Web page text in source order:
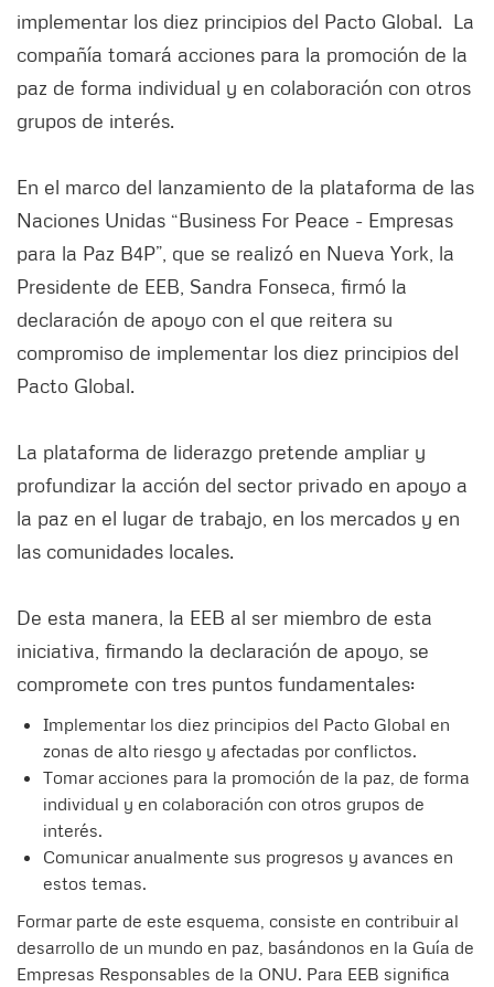
implementar los diez principios del Pacto Global. La
compañía tomará acciones para la promoción de la
paz de forma individual y en colaboración con otros
grupos de interés.
En el marco del lanzamiento de la plataforma de las
Naciones Unidas “Business For Peace - Empresas
para la Paz B4P”, que se realizó en Nueva York, la
Presidente de EEB, Sandra Fonseca, firmó la
declaración de apoyo con el que reitera su
compromiso de implementar los diez principios del
Pacto Global.
La plataforma de liderazgo pretende ampliar y
profundizar la acción del sector privado en apoyo a
la paz en el lugar de trabajo, en los mercados y en
las comunidades locales.
De esta manera, la EEB al ser miembro de esta
iniciativa, firmando la declaración de apoyo, se
compromete con tres puntos fundamentales:
Implementar los diez principios del Pacto Global en
zonas de alto riesgo y afectadas por conflictos.
Tomar acciones para la promoción de la paz, de forma
individual y en colaboración con otros grupos de
interés.
Comunicar anualmente sus progresos y avances en
estos temas.
Formar parte de este esquema, consiste en contribuir al
desarrollo de un mundo en paz, basándonos en la Guía de
Empresas Responsables de la ONU. Para EEB significa